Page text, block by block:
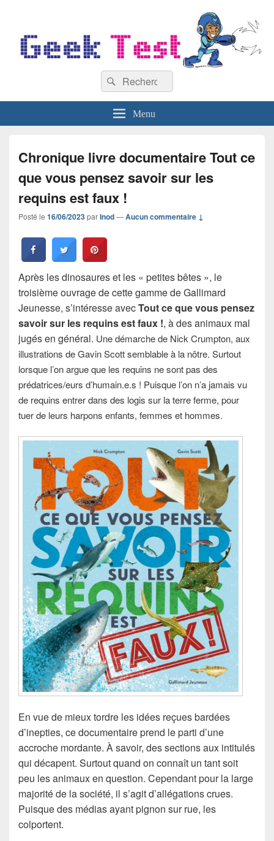
Recherche :
Rechercher
Menu
Chronique livre documentaire Tout ce
que vous pensez savoir sur les
requins est faux !
Posté le 16/06/2023parInod—Aucun commentaire ↓
Après les dinosaures et les « petites bêtes », le
troisième ouvrage de cette gamme de Gallimard
Jeunesse, s’intéresse avecTout ce que vous pensez
savoir sur les requins est faux !, à des animaux mal
jugés en général. Une démarche de Nick Crumpton, aux
illustrations de Gavin Scott semblable à la nôtre. Surtout
lorsque l’on argue que les requins ne sont pas des
prédatrices/eurs d’humain.e.s ! Puisque l’on n’a jamais vu
de requins entrer dans des logis sur la terre ferme, pour
tuer de leurs harpons enfants, femmes et hommes.
En vue de mieux tordre les idées reçues bardées
d’inepties, ce documentaire prend le parti d’une
accroche mordante. À savoir, des sections aux intitulés
qui décapent. Surtout quand on connaît un tant soit
peu les animaux en question. Cependant pour la large
majorité de la société, il s’agit d’allégations crues.
Puisque des médias ayant pignon sur rue, les
colportent.